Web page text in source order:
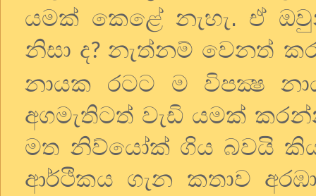
යමක් කෙළේ නැහැ. ඒ
නිසා ද? නැත්නම් වෙනත්
නායක රටට ම විපක්‍ෂ
අගමැතිටත් වැඩි යමක්
මත නිව්යෝක් ගිය බවයි
ආර්ථිකය ගැන කතාව